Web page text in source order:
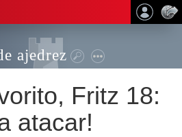
ajedrez
Fritz 18:
atacar!